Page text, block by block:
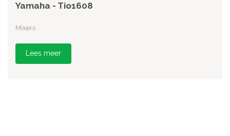
Yamaha - Tio1608
Mixers
Lees meer